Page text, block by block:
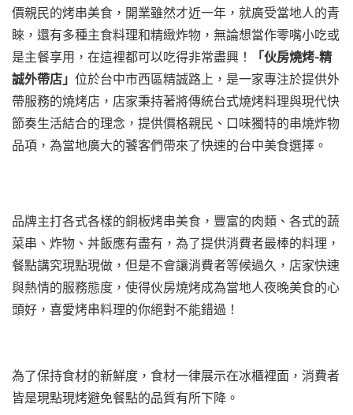
價親民的烤串美食，開業雖然才近一年，就廣受當地人的青
睞，還有多種主食料理和精緻炸物，無論想當作零嘴小吃或
是主餐享用，在這裡都可以吃得非常盡興！
「伙房燒烤-精
誠外帶店」 位於台中市西區精誠路上，是一家專注於提供外
帶服務的燒烤店，店家秉持著將傳統台式燒烤料理與現代快
節奏生活結合的理念，提供價格親民、口味獨特的串燒炸物
品項，為當地廣大的饕客們帶來了快速的台中美食選擇。
品牌主打各式各樣的銅板烤串美食，豐富的肉類、各式的蔬
菜串、炸物、丼飯應有盡有，為了提供消費者最棒的料理，
餐點講究現點現做，但是不會讓消費者等候過久，店家快速
與熱情的服務態度，使得伙房燒烤成為當地人夜晚美食的心
頭好，喜愛烤串料理的你絕對不能錯過！
為了保持食材的新鮮度，食材一律展示在冰櫃裡面，消費者
皆是現點現烤避免餐點的品質有所下降。